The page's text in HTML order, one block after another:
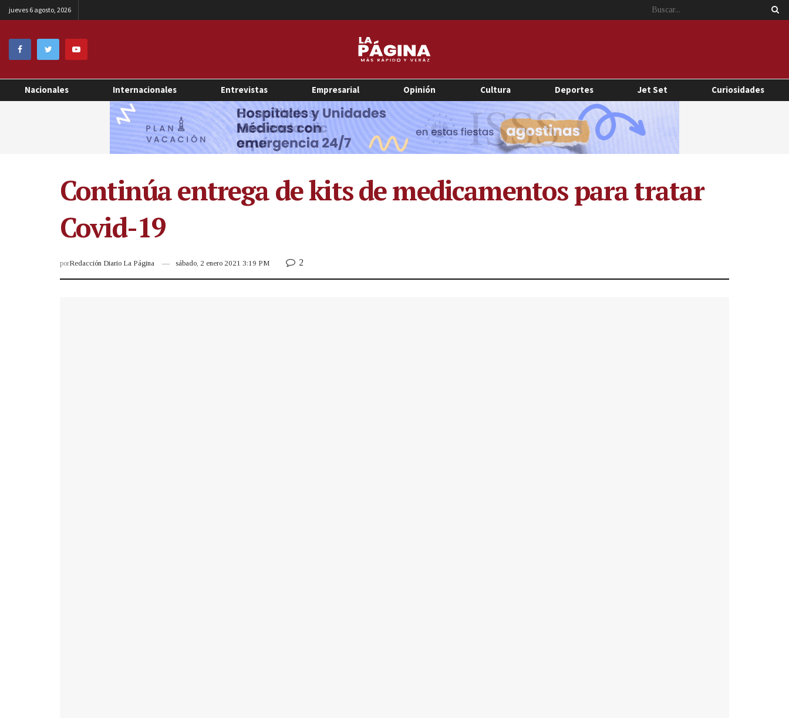
jueves 6 agosto, 2026
Nacionales Internacionales Entrevistas Empresarial Opinión Cultura Deportes Jet Set Curiosidades
Continúa entrega de kits de medicamentos para tratar
Covid-19
porRedacción Diario La Página sábado, 2 enero 2021 3:19 PM 2